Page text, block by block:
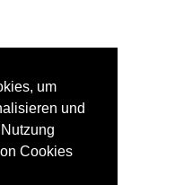
um
und
Cookies